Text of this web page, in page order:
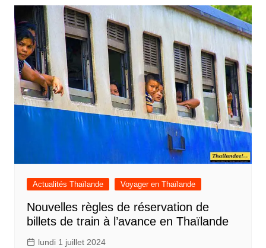
Actualités Thaïlande Voyager en Thaïlande
Nouvelles règles de réservation de
billets de train à l’avance en Thaïlande
lundi 1 juillet 2024